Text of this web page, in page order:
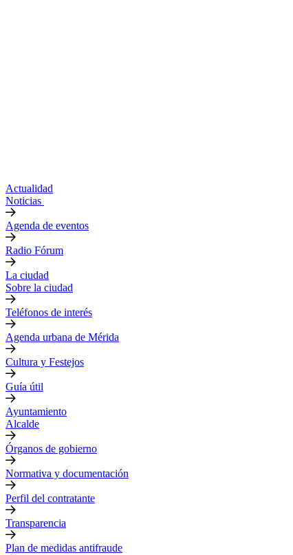
Actualidad
Noticias
Agenda de eventos
Radio Fórum
La ciudad
Sobre la ciudad
Teléfonos de interés
Agenda urbana de Mérida
Cultura y Festejos
Guía útil
Ayuntamiento
Alcalde
Órganos de gobierno
Normativa y documentación
Perfil del contratante
Transparencia
Plan de medidas antifraude